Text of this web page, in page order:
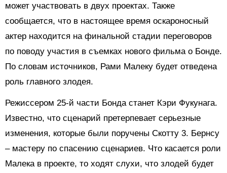
может участвовать в двух проектах. Также
сообщается, что в настоящее время оскароносный
актер находится на финальной стадии переговоров
по поводу участия в съемках нового фильма о Бонде.
По словам источников, Рами Малеку будет отведена
роль главного злодея.
Режиссером 25-й части Бонда станет Кэри Фукунага.
Известно, что сценарий претерпевает серьезные
изменения, которые были поручены Скотту 3. Бернсу
– мастеру по спасению сценариев. Что касается роли
Малека в проекте, то ходят слухи, что злодей будет